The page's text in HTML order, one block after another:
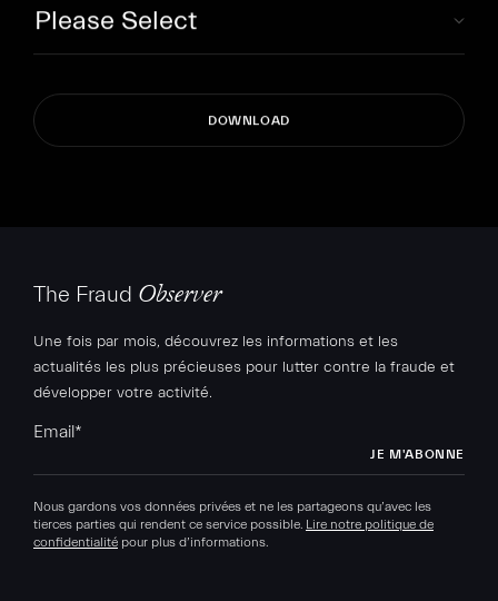
The Fraud Observer
Une fois par mois, découvrez les informations et les
actualités les plus précieuses pour lutter contre la fraude et
développer votre activité.
Email*
Nous gardons vos données privées et ne les partageons qu’avec les
tierces parties qui rendent ce service possible. Lire notre politique de
confidentialité pour plus d’informations.